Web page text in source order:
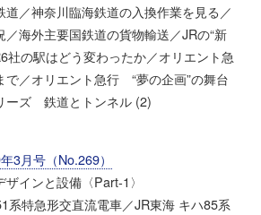
道／神奈川臨海鉄道の入換作業を見る／
海外主要国鉄道の貨物輸送／JRの“新
の駅はどう変わったか／オリエント急
で／オリエント急行 “夢の企画”の舞台
ーズ 鉄道とトンネル (2)
3月号（No.269）
インと設備〈Part-1〉
系特急形交直流電車／JR東海 キハ85系